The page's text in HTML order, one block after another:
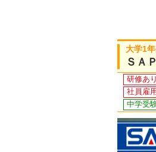
大学1
ＳＡ
研修あり
社員雇
中学受